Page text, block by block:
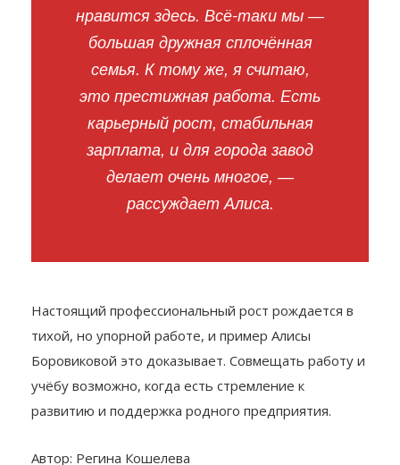
нравится здесь. Всё-таки мы —
большая дружная сплочённая
семья. К тому же, я считаю,
это престижная работа. Есть
карьерный рост, стабильная
зарплата, и для города завод
делает очень многое, —
рассуждает Алиса.
Настоящий профессиональный рост рождается в
тихой, но упорной работе, и пример Алисы
Боровиковой это доказывает. Совмещать работу и
учёбу возможно, когда есть стремление к
развитию и поддержка родного предприятия.
Автор: Регина Кошелева